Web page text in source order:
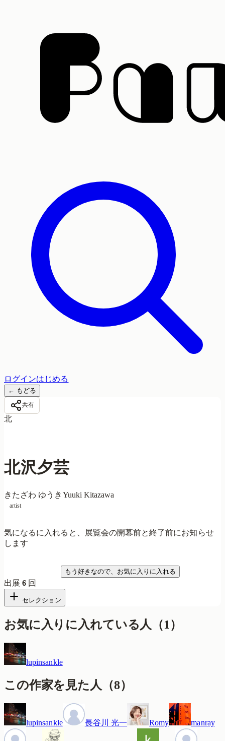
ログインはじめる
← もどる
共有
北
北沢夕芸
きたざわ ゆうき Yuuki Kitazawa
artist
気になるに入れると、展覧会の開幕前と終了前にお知らせ
します
もう好きなので、お気に入りに入れる
出展6 回
セレクション
お気に入りに入れている人 （1）
lupinsankle
この作家を見た人 （8）
lupinsankle 長谷川 光一 Romy manray